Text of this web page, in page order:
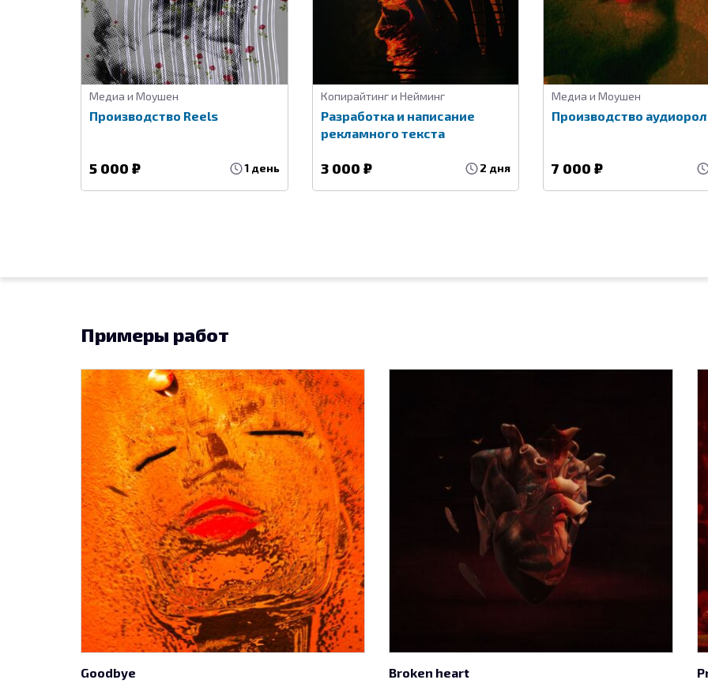
Медиа и Моушен
Производство Reels
5 000 ₽ 1 день
Копирайтинг и Нейминг
Разработка и написание
рекламного текста
3 000 ₽ 2 дня
Медиа и Моушен
Производство
7 000 ₽
Примеры работ
Goodbye Broken heart